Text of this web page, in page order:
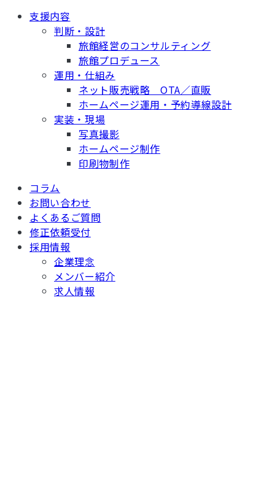
支援内容
判断・設計
旅館経営のコンサルティング
旅館プロデュース
運用・仕組み
ネット販売戦略 OTA／直販
ホームページ運用・予約導線設計
実装・現場
写真撮影
ホームページ制作
印刷物制作
コラム
お問い合わせ
よくあるご質問
修正依頼受付
採用情報
企業理念
メンバー紹介
求人情報